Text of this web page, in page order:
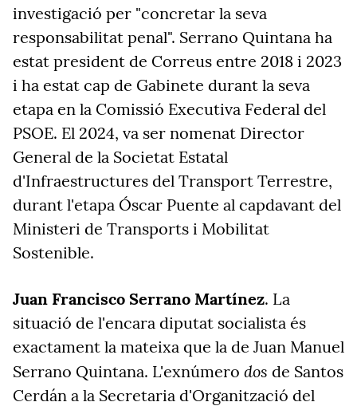
investigació per "concretar la seva
responsabilitat penal". Serrano Quintana ha
estat president de Correus entre 2018 i 2023
i ha estat cap de Gabinete durant la seva
etapa en la Comissió Executiva Federal del
PSOE. El 2024, va ser nomenat Director
General de la Societat Estatal
d'Infraestructures del Transport Terrestre,
durant l'etapa Óscar Puente al capdavant del
Ministeri de Transports i Mobilitat
Sostenible.
Juan Francisco Serrano Martínez. La
situació de l'encara diputat socialista és
exactament la mateixa que la de Juan Manuel
Serrano Quintana. L'exnúmero dos de Santos
Cerdán a la Secretaria d'Organització del